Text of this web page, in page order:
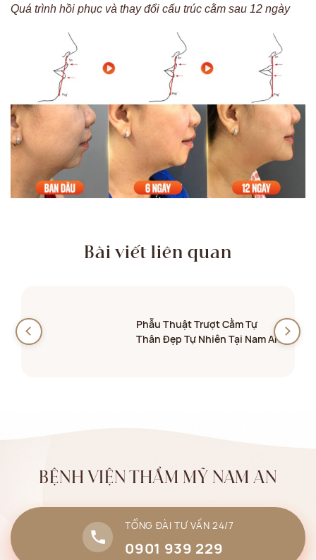
Quá trình hồi phục và thay đổi cấu trúc cằm sau 12 ngày
Bài viết liên quan
Phẫu Thuật Trượt Cằm Tự
Thân Đẹp Tự Nhiên Tại Nam An
BỆNH VIỆN THẨM MỸ NAM AN
TỔNG ĐÀI TƯ VẤN 24/7
0901 939 229